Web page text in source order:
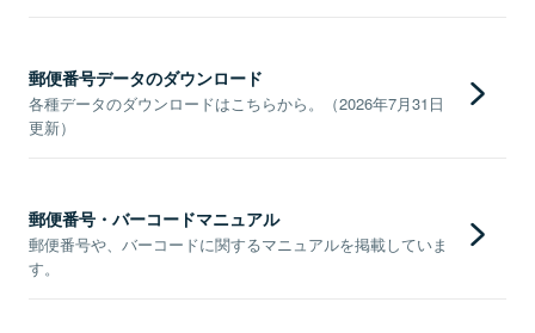
郵便番号データのダウンロード
各種データのダウンロードはこちらから。（2026年7月31日
更新）
郵便番号・バーコードマニュアル
郵便番号や、バーコードに関するマニュアルを掲載していま
す。